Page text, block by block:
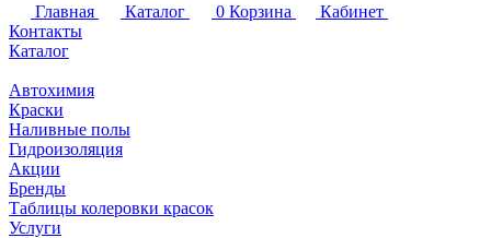
Главная
Каталог 0 Корзина
Кабинет
Контакты
Каталог
Автохимия
Краски
Наливные полы
Гидроизоляция
Акции
Бренды
Таблицы колеровки красок
Услуги